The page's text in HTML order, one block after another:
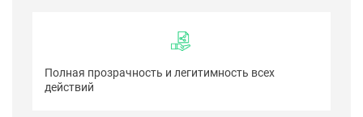
Полная прозрачность и легитимность всех
действий